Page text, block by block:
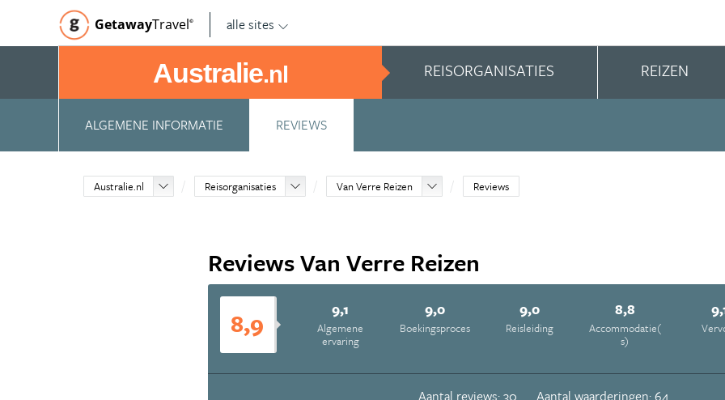
GetawayTravel© alle sites
Australie.nl REISORGANISATIES REIZEN
ALGEMENE INFORMATIE REVIEWS
Australie.nl Reisorganisaties Van Verre Reizen Reviews
Reviews Van Verre Reizen
8,9 9,1
Algemene
ervaring
9,0
Boekingsproces
9,0
Reisleiding
8,8
Accommodatie(
s)
Aantal reviews: 30 Aantal waarderingen: 64